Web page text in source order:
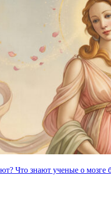
Что знают ученые о мозге